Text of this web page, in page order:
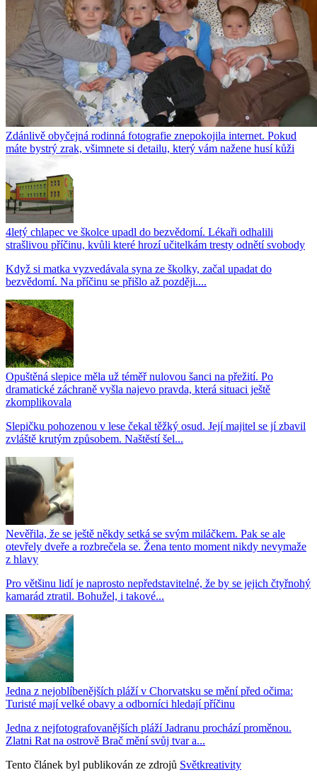
Zdánlivě obyčejná rodinná fotografie znepokojila internet. Pokud
máte bystrý zrak, všimnete si detailu, který vám nažene husí kůži
4letý chlapec ve školce upadl do bezvědomí. Lékaři odhalili
strašlivou příčinu, kvůli které hrozí učitelkám tresty odnětí svobody
Když si matka vyzvedávala syna ze školky, začal upadat do
bezvědomí. Na příčinu se přišlo až později....
Opuštěná slepice měla už téměř nulovou šanci na přežití. Po
dramatické záchraně vyšla najevo pravda, která situaci ještě
zkomplikovala
Slepičku pohozenou v lese čekal těžký osud. Její majitel se jí zbavil
zvláště krutým způsobem. Naštěstí šel...
Nevěřila, že se ještě někdy setká se svým miláčkem. Pak se ale
otevřely dveře a rozbrečela se. Žena tento moment nikdy nevymaže
z hlavy
Pro většinu lidí je naprosto nepředstavitelné, že by se jejich čtyřnohý
kamarád ztratil. Bohužel, i takové...
Jedna z nejoblíbenějších pláží v Chorvatsku se mění před očima:
Turisté mají velké obavy a odborníci hledají příčinu
Jedna z nejfotografovanějších pláží Jadranu prochází proměnou.
Zlatni Rat na ostrově Brač mění svůj tvar a...
Tento článek byl publikován ze zdrojů Světkreativity